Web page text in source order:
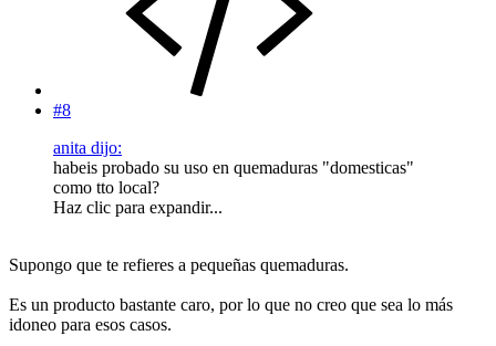
#8
anita dijo:
habeis probado su uso en quemaduras "domesticas"
como tto local?
Haz clic para expandir...
Supongo que te refieres a pequeñas quemaduras.
Es un producto bastante caro, por lo que no creo que sea lo más
idoneo para esos casos.